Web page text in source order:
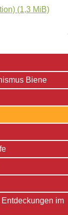
(1,3 MiB)
Biene
im